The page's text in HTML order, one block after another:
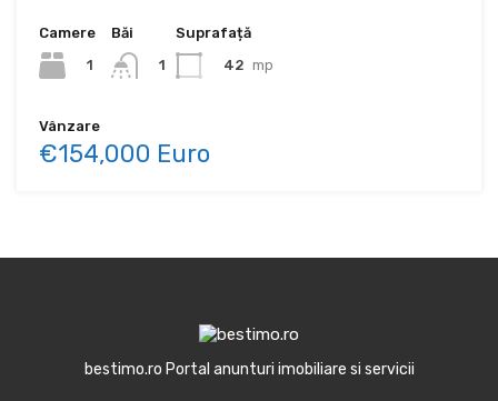
Camere
1
Băi
1
Suprafață
42 mp
Vânzare
€154,000 Euro
bestimo.ro Portal anunturi imobiliare si servicii